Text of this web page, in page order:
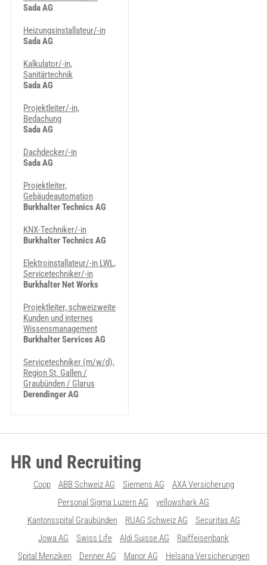
Sada AG
Heizungsinstallateur/-in
Sada AG
Kalkulator/-in,
Sanitärtechnik
Sada AG
Projektleiter/-in,
Bedachung
Sada AG
Dachdecker/-in
Sada AG
Projektleiter,
Gebäudeautomation
Burkhalter Technics AG
KNX-Techniker/-in
Burkhalter Technics AG
Elektroinstallateur/-in LWL,
Servicetechniker/-in
Burkhalter Net Works
Projektleiter, schweizweite
Kunden und internes
Wissensmanagement
Burkhalter Services AG
Servicetechniker (m/w/d),
Region St. Gallen /
Graubünden / Glarus
Derendinger AG
HR und Recruiting
Coop ABB Schweiz AG Siemens AG
AXA Versicherung
Personal Sigma Luzern AG
yellowshark AG
Kantonsspital Graubünden
RUAG Schweiz AG
Securitas AG
Jowa AG
Swiss Life Aldi Suisse AG
Raiffeisenbank
Spital Menziken
Denner AG Manor AG Helsana Versicherungen